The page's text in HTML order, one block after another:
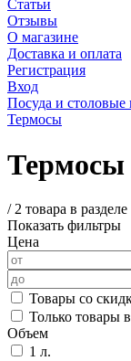
Статьи
Отзывы
О магазине
Доставка и оплата
Регистрация
Вход
Посуда и
Термосы
Термосы
/ 2 товара в разделе
Показать фильтры
Цена
Товары со
Только товары
Объем
1 л.